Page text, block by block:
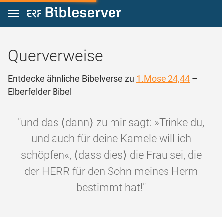
Zum Inhalt springen
Querverweise
Entdecke ähnliche Bibelverse zu 1.Mose 24,44 –
Elberfelder Bibel
"und das ⟨dann⟩ zu mir sagt: »Trinke du,
und auch für deine Kamele will ich
schöpfen«, ⟨dass dies⟩ die Frau sei, die
der HERR für den Sohn meines Herrn
bestimmt hat!"